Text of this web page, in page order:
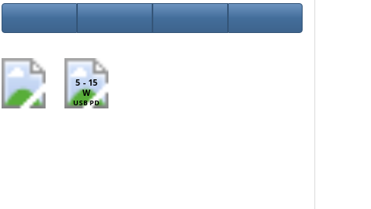
5 - 15
W
USB PD